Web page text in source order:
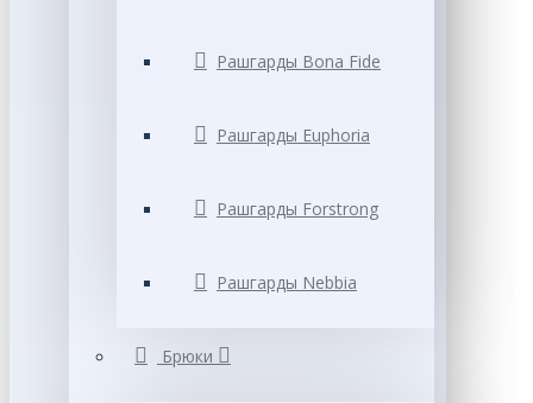
Рашгарды Bona Fide
Рашгарды Euphoria
Рашгарды Forstrong
Рашгарды Nebbia
Брюки